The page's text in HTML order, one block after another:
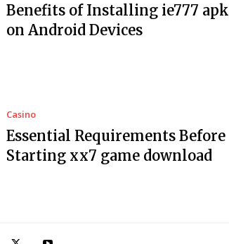
Benefits of Installing ie777 apk
on Android Devices
Casino
Essential Requirements Before
Starting xx7 game download